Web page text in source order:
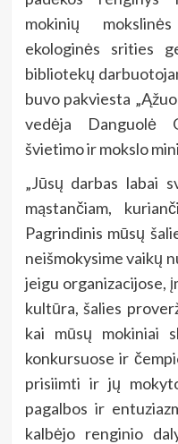
mokinių
ekologinės srities
bibliotekų
buvo pakviesta
vedėja Danguolė
švietimo ir mokslo
„Jūsų darbas labai
mąstančiam,
Pagrindinis mūsų
neišmokysime vaikų
jeigu organizacijose,
kultūra, šalies
kai mūsų mokiniai
konkursuose ir
prisiimti ir jų
pagalbos ir
kalbėjo renginio